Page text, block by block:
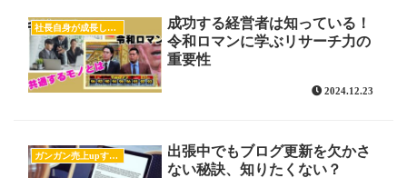
社長自身が成長したい
成功する経営者は知っている！
令和ロマンに学ぶリサーチ力の
重要性
2024.12.23
ガンガン売上upするブログの書き方
出張中でもブログ更新を欠かさ
ない秘訣、知りたくない？